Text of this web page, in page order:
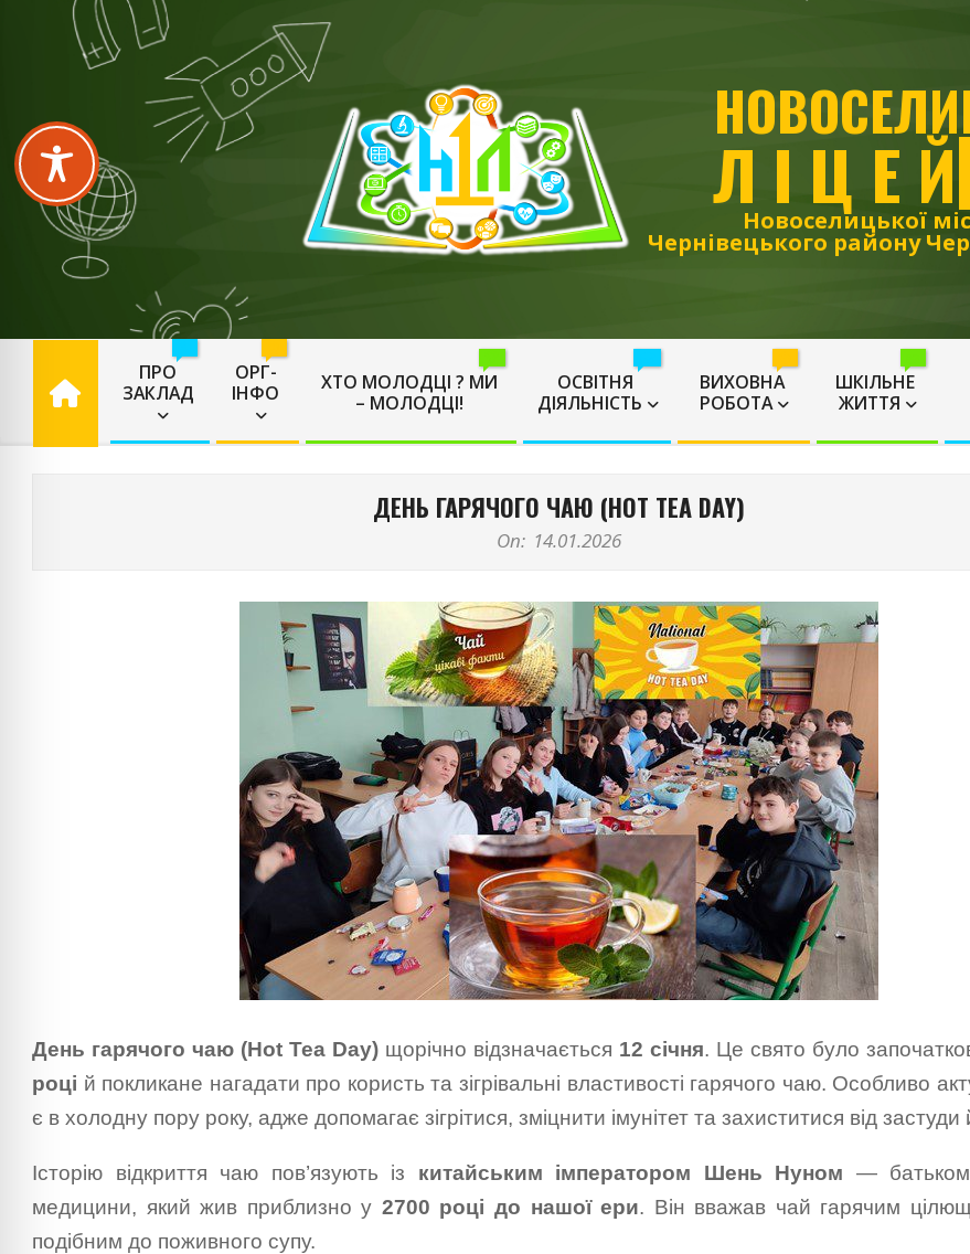
Л І Ц Е Й
Новоселицької
Чернівецького району
Primary
ПРО
ЗАКЛАД
ОРГ-
ІНФО
ХТО МОЛОДЦІ ? МИ
– МОЛОДЦІ!
ОСВІТНЯ
ДІЯЛЬНІСТЬ
ВИХОВНА
РОБОТА
ШКІЛЬНЕ
ЖИТТЯ
ДЕНЬ ГАРЯЧОГО ЧАЮ (HOT TEA DAY)
On: 14.01.2026
День гарячого чаю (Hot Tea Day) щорічно відзначається 12 січня. Це свято було
році й покликане нагадати про користь та зігрівальні властивості гарячого чаю. Особливо
є в холодну пору року, адже допомагає зігрітися, зміцнити імунітет та захиститися від застуди
Історію відкриття чаю пов’язують із китайським імператором Шень Нуном — батьком
медицини, який жив приблизно у 2700 році до нашої ери. Він вважав чай гарячим
подібним до поживного супу.